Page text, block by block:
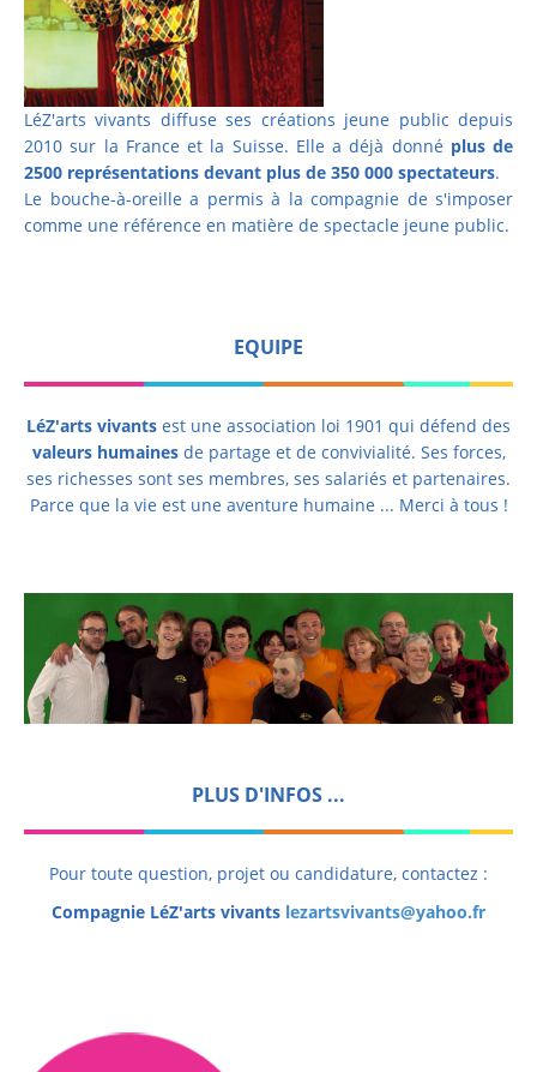
LéZ'arts vivants diffuse ses créations jeune public depuis
2010 sur la France et la Suisse. Elle a déjà donné plus de
2500 représentations devant plus de 350 000 spectateurs.
Le bouche-à-oreille a permis à la compagnie de s'imposer
comme une référence en matière de spectacle jeune public.
EQUIPE
LéZ'arts vivants est une association loi 1901 qui défend des
valeurs humainesde partage et de convivialité. Ses forces,
ses richesses sont ses membres, ses salariés et partenaires.
Parce que la vie est une aventure humaine ... Merci à tous !
PLUS D'INFOS ...
Pour toute question, projet ou candidature, contactez :
Compagnie LéZ'arts vivants lezartsvivants@yahoo.fr